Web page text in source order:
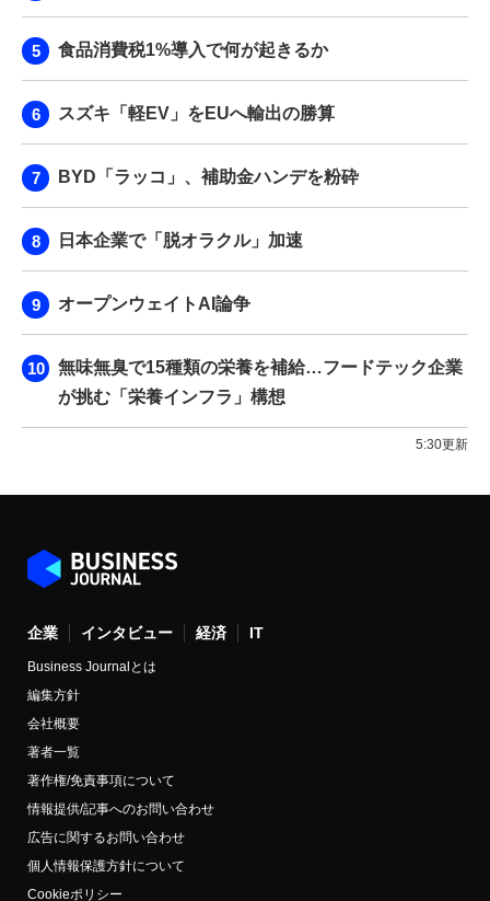
食品消費税1%導入で何が起きるか
スズキ「軽EV」をEUへ輸出の勝算
BYD「ラッコ」、補助金ハンデを粉砕
日本企業で「脱オラクル」加速
オープンウェイトAI論争
無味無臭で15種類の栄養を補給…フードテック企業
が挑む「栄養インフラ」構想
5:30更新
企業 インタビュー 経済 IT
Business Journalとは
編集方針
会社概要
著者一覧
著作権/免責事項について
情報提供/記事へのお問い合わせ
広告に関するお問い合わせ
個人情報保護方針について
Cookieポリシー